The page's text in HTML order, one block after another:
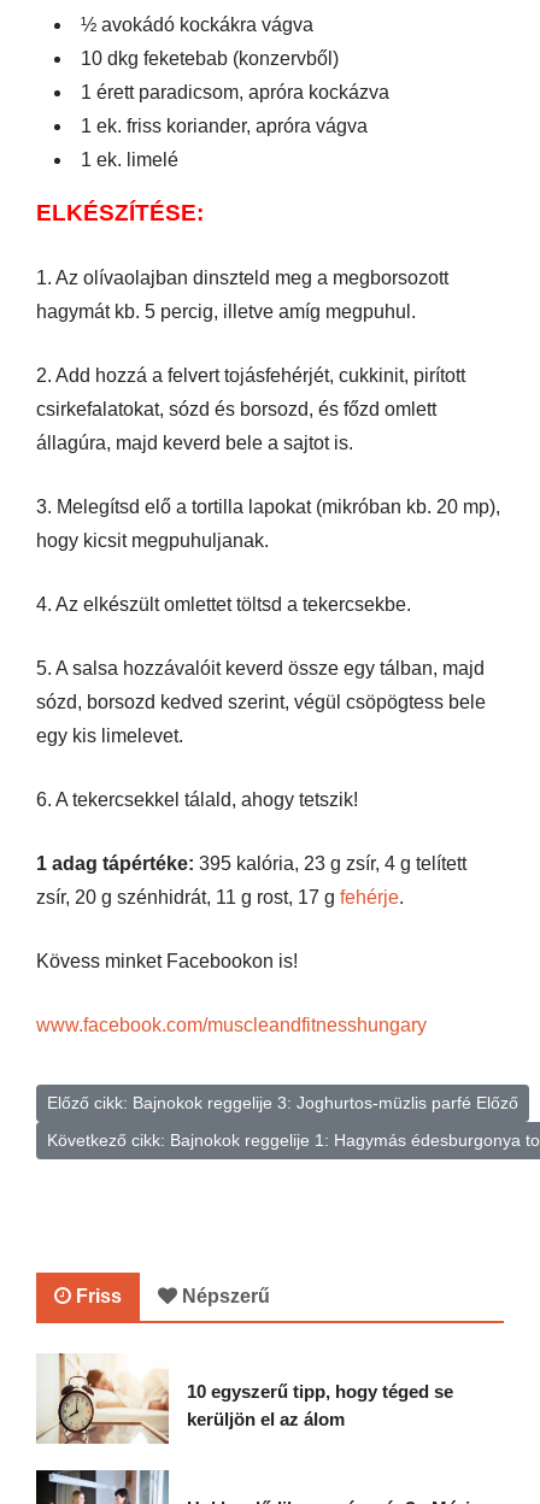
½ avokádó kockákra vágva
10 dkg feketebab (konzervből)
1 érett paradicsom, apróra kockázva
1 ek. friss koriander, apróra vágva
1 ek. limelé
ELKÉSZÍTÉSE:
1. Az olívaolajban dinszteld meg a megborsozott
hagymát kb. 5 percig, illetve amíg megpuhul.
2. Add hozzá a felvert tojásfehérjét, cukkinit, pirított
csirkefalatokat, sózd és borsozd, és főzd omlett
állagúra, majd keverd bele a sajtot is.
3. Melegítsd elő a tortilla lapokat (mikróban kb. 20 mp),
hogy kicsit megpuhuljanak.
4. Az elkészült omlettet töltsd a tekercsekbe.
5. A salsa hozzávalóit keverd össze egy tálban, majd
sózd, borsozd kedved szerint, végül csöpögtess bele
egy kis limelevet.
6. A tekercsekkel tálald, ahogy tetszik!
1 adag tápértéke: 395 kalória, 23 g zsír, 4 g telített
zsír, 20 g szénhidrát, 11 g rost, 17 g fehérje.
Kövess minket Facebookon is!
www.facebook.com/muscleandfitnesshungary
Előző cikk: Bajnokok reggelije 3: Joghurtos-müzlis parfé Előző
Következő cikk: Bajnokok reggelije 1: Hagymás édesburgonya
Friss Népszerű
10 egyszerű tipp, hogy téged se
kerüljön el az álom